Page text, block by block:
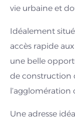
vie urbaine et
Idéalement
accès rapide
une belle
de construction
l’agglomération
Une adresse